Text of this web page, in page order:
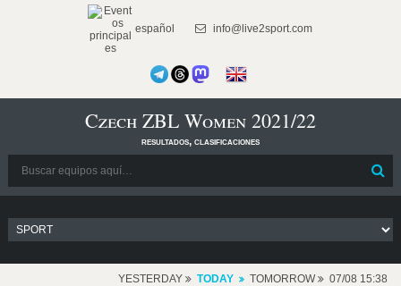
español info@live2sport.com
Czech ZBL Women 2021/22
resultados, clasificaciones
YESTERDAY TODAY TOMORROW 07/08 15:38